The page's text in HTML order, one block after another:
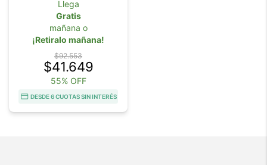
Llega
Gratis
mañana o
¡Retiralo mañana!
$92.553
$41.649
55% OFF
DESDE 6 CUOTAS SIN INTERÉS